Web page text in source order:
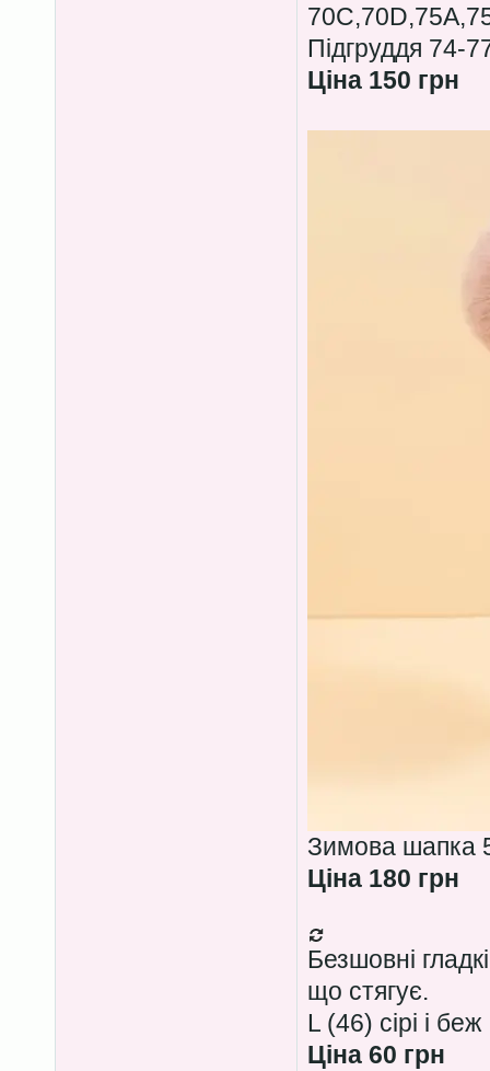
Підгруддя 74-
Ціна 150 грн
Зимова шапка
Ціна 180 грн
Безшовні
що стягує.
L (46) сірі і беж
Ціна 60 грн